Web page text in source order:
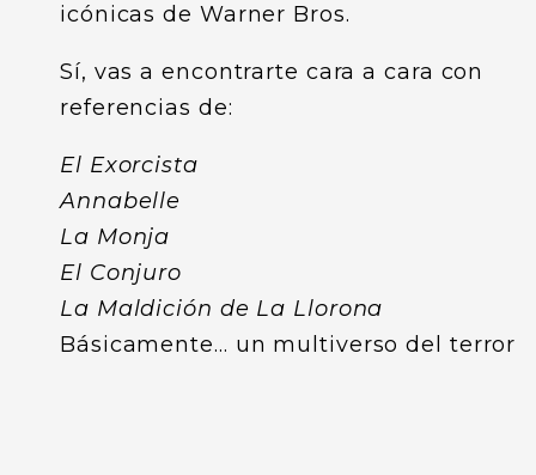
icónicas de Warner Bros.
Sí, vas a encontrarte cara a cara con
referencias de:
El Exorcista
Annabelle
La Monja
El Conjuro
La Maldición de La Llorona
Básicamente… un multiverso del terror